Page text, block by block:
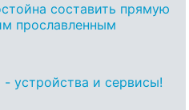
составить прямую
прославленным
устройства и сервисы!